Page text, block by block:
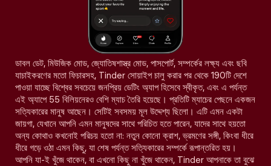
ডাবল ডেট, মিউজিক মোড, জ্যোতিষশাস্ত্র মোড, পাসপোর্ট, সম্পর্কের লক্ষ্য এবং ছবি
যাচাইকরণের মতো ফিচারসহ, Tinder সোয়াইপ চালু করার পর থেকে 190টি দেশে
পাওয়া যাচ্ছে বিশ্বের সবচেয়ে জনপ্রিয় ডেটিং অ্যাপ হিসেবে স্বীকৃত, এবং এ পর্যন্ত
এই অ্যাপে 55 বিলিয়নেরও বেশি ম্যাচ তৈরি হয়েছে। প্রতিটি ম্যাচের পেছনে একজন
সত্যিকারের মানুষ আছেন। সেটিই সবসময় মূল উদ্দেশ্য ছিলো। এটি এমন একটা
জায়গা, যেখানে আপনি এমন মানুষদের সাথে পরিচিত হতে পারেন, যাদের সাথে হয়তো
অন্য কোথাও কখনোই পরিচয় হতো না: নতুন কোনো ক্রাশ, ভ্রমণের সঙ্গী, কিংবা ধীরে
ধীরে গড়ে ওঠা এমন কিছু, যা শেষ পর্যন্ত সত্যিকারের সম্পর্কে রূপান্তরিত হয়।
আপনি যা-ই খুঁজে থাকেন, বা এখনো কিছু না খুঁজে থাকেন, Tinder আপনাকে তা বুঝে